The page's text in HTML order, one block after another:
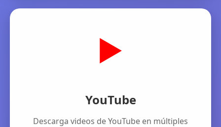
▶️
YouTube
Descarga videos de YouTube en múltiples